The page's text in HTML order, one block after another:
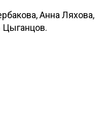
Анна Ляхова,
Цыганцов.